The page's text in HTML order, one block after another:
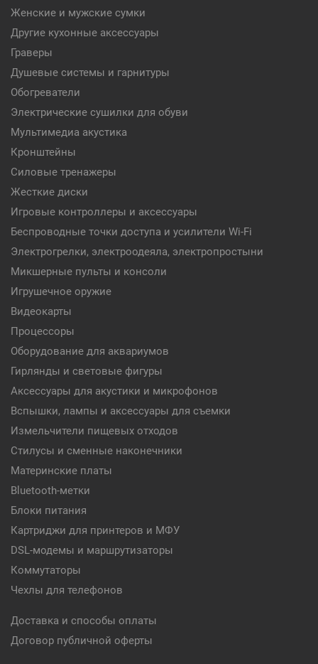
Женские и мужские сумки
Другие кухонные аксессуары
Граверы
Душевые системы и гарнитуры
Обогреватели
Электрические сушилки для обуви
Мультимедиа акустика
Кронштейны
Силовые тренажеры
Жесткие диски
Игровые контроллеры и аксессуары
Беспроводные точки доступа и усилители Wi-Fi
Электрогрелки, электроодеяла, электропростыни
Микшерные пульты и консоли
Игрушечное оружие
Видеокарты
Процессоры
Оборудование для аквариумов
Гирлянды и световые фигуры
Аксессуары для акустики и микрофонов
Вспышки, лампы и аксессуары для съемки
Измельчители пищевых отходов
Стилусы и сменные наконечники
Материнские платы
Bluetooth-метки
Блоки питания
Картриджи для принтеров и МФУ
DSL-модемы и маршрутизаторы
Коммутаторы
Чехлы для телефонов
Доставка и способы оплаты
Договор публичной оферты